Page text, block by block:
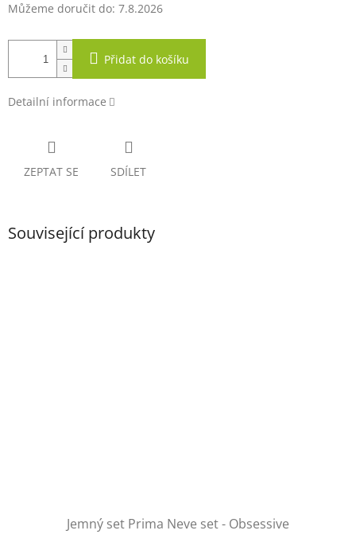
Můžeme doručit do: 7.8.2026
Přidat do košíku
Detailní informace
ZEPTAT SE SDÍLET
Související produkty
Jemný set Prima Neve set - Obsessive